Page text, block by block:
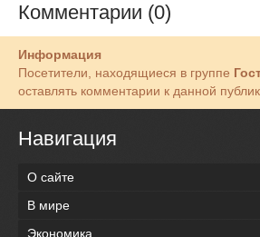
Комментарии (0)
Информация
Посетители, находящиеся в группе
оставлять комментарии к данной
Навигация
О сайте
В мире
Экономика